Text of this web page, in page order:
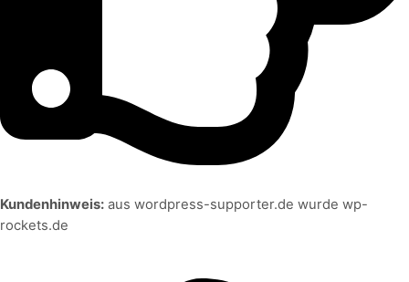
Kundenhinweis: aus wordpress-supporter.de wurde wp-
rockets.de